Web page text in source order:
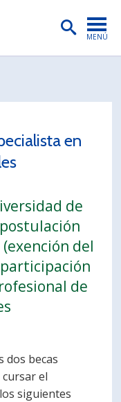
MENÚ
Académicos
Egresados
en
de
del
de
dos becas
el
siguientes